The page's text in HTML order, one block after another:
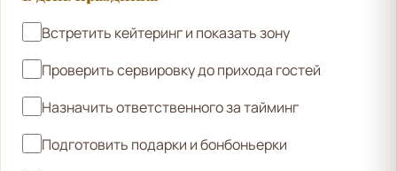
Встретить кейтеринг и показать зону
Проверить сервировку до прихода гостей
Назначить ответственного за тайминг
Подготовить подарки и бонбоньерки